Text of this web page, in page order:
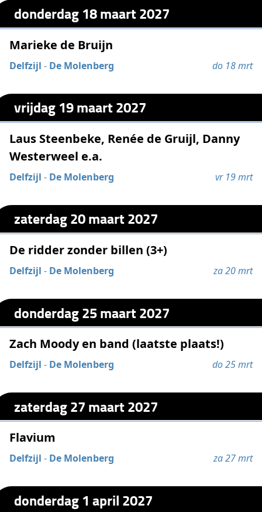
donderdag 18 maart 2027
Marieke de Bruijn
Delfzijl - De Molenberg do 18 mrt
vrijdag 19 maart 2027
Laus Steenbeke, Renée de Gruijl, Danny
Westerweel e.a.
Delfzijl - De Molenberg vr 19 mrt
zaterdag 20 maart 2027
De ridder zonder billen (3+)
Delfzijl - De Molenberg za 20 mrt
donderdag 25 maart 2027
Zach Moody en band (laatste plaats!)
Delfzijl - De Molenberg do 25 mrt
zaterdag 27 maart 2027
Flavium
Delfzijl - De Molenberg za 27 mrt
donderdag 1 april 2027